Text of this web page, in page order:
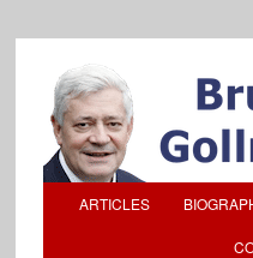
ARTICLES